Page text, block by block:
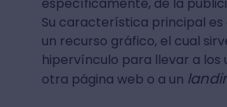
Su característica principal es
un recurso gráfico, el cual
hipervínculo para llevar a los
otra página web o a un